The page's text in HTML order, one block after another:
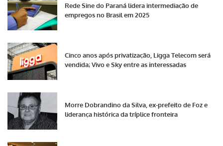
Rede Sine do Paraná lidera intermediação de
empregos no Brasil em 2025
Cinco anos após privatização, Ligga Telecom será
vendida; Vivo e Sky entre as interessadas
Morre Dobrandino da Silva, ex-prefeito de Foz e
liderança histórica da tríplice fronteira